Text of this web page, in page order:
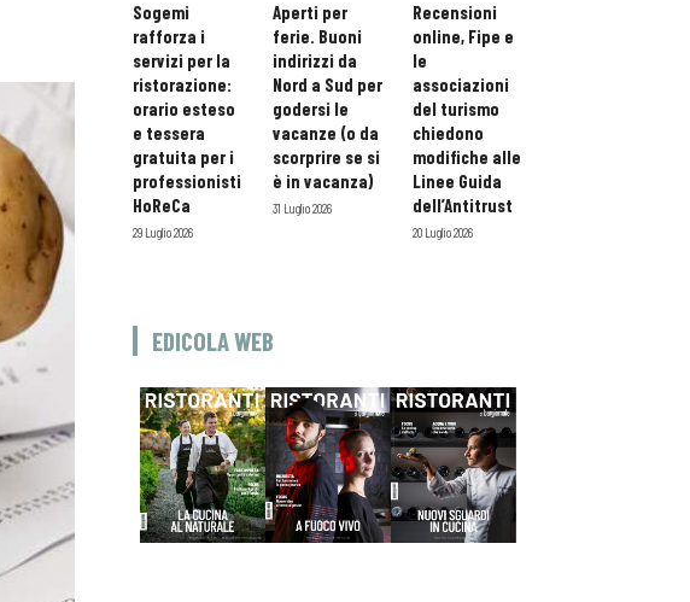
Sogemi
rafforza i
servizi per la
ristorazione:
orario esteso
e tessera
gratuita per i
professionisti
HoReCa
29 Luglio 2026
Aperti per
ferie. Buoni
indirizzi da
Nord a Sud per
godersi le
vacanze (o da
scorprire se si
è in vacanza)
31 Luglio 2026
Recensioni
online, Fipe e
le
associazioni
del turismo
chiedono
modifiche alle
Linee Guida
dell’Antitrust
20 Luglio 2026
EDICOLA WEB